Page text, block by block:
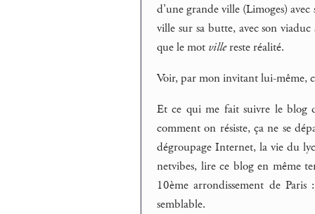
d’une grande ville (Limoges) avec
ville sur sa butte, avec son
que le mot villereste réalité.
Voir, par mon invitant lui-même,
Et ce qui me fait suivre le blog
comment on résiste, ça ne se
dégroupage Internet, la vie du
netvibes, lire ce blog en même
10ème arrondissement de
semblable.